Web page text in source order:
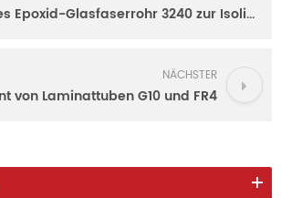
verstärktes Epoxid-Glasfaserrohr 3240 zur Isolierung
NÄCHSTER
von Laminattuben G10 und FR4